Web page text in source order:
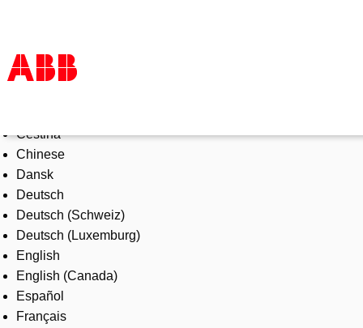
Products & Solutions
Industries
Services
About us
Where to buy
Contact us
Careers
Čeština
Chinese
Dansk
Deutsch
Deutsch (Schweiz)
Deutsch (Luxemburg)
English
English (Canada)
Español
Français